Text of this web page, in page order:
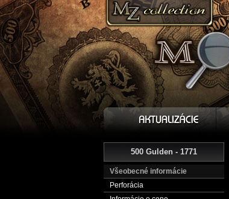
500 Gulden - 1771
Všeobecné informácie
Perforácia